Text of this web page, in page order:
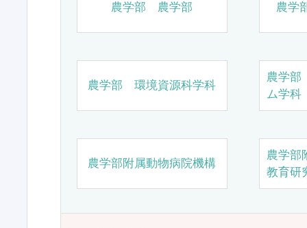
農学部 農学部 農学
農学部 環境資源科学科
農学
ム学科
農学部附属動物病院機構
農学部
教育研